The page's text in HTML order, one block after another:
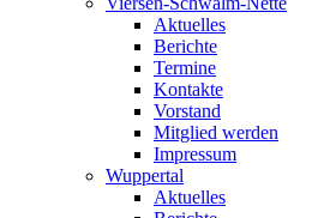
Aktuelles
Berichte
Termine
Kontakte
Vorstand
Mitglied werden
Impressum
Wuppertal
Aktuelles